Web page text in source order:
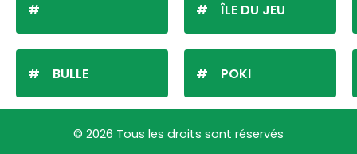
BULLE
ÎLE DU JEU
POKI
© 2026 Tous les droits sont réservés